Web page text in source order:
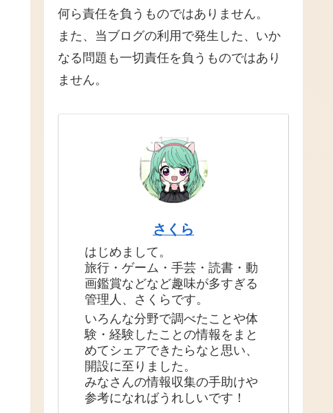
何ら責任を負うものではありません。
また、当ブログの利用で発生した、いか
なる問題も一切責任を負うものではあり
ません。
さくら
はじめまして。
旅行・ゲーム・手芸・読書・動
画鑑賞などなど趣味が多すぎる
管理人、さくらです。
いろんな分野で調べたことや体
験・経験したことの情報をまと
めてシェアできたらなと思い、
開設に至りました。
みなさんの情報収集の手助けや
参考になればうれしいです！